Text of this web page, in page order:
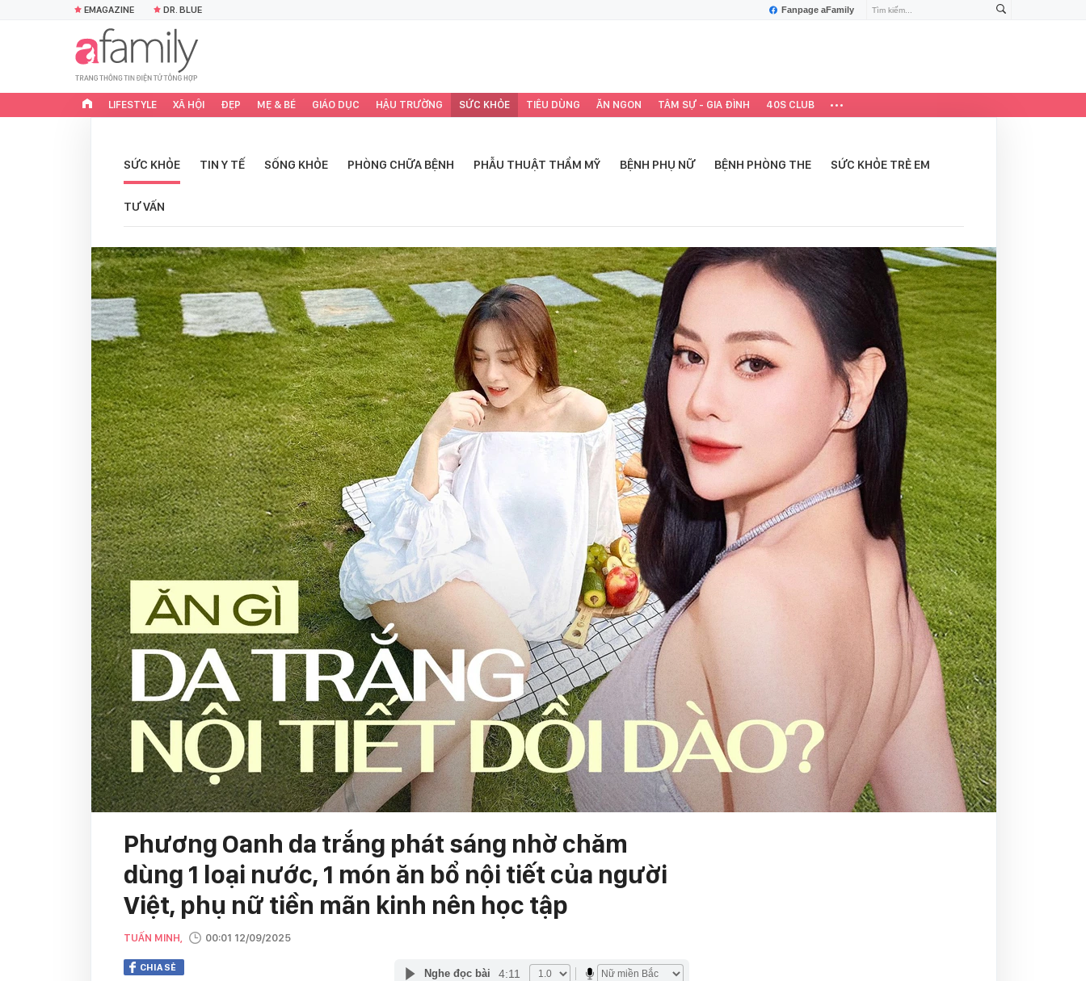
Fanpage aFamily
EMAGAZINE DR. BLUE
LIFESTYLE XÃ HỘI ĐẸP MẸ & BÉ GIÁO DỤC HẬU TRƯỜNG SỨC KHỎE TIÊU DÙNG ĂN NGON TÂM SỰ - GIA ĐÌNH 40S CLUB
SỨC KHỎE TIN Y TẾ SỐNG KHỎE PHÒNG CHỮA BỆNH PHẪU THUẬT THẨM MỸ BỆNH PHỤ NỮ BỆNH PHÒNG THE SỨC KHỎE TRẺ EM
TƯ VẤN
Phương Oanh da trắng phát sáng nhờ chăm
dùng 1 loại nước, 1 món ăn bổ nội tiết của người
Việt, phụ nữ tiền mãn kinh nên học tập
TUẤN MINH, 00:01 12/09/2025
CHIA SẺ Nghe đọc bài 4:11